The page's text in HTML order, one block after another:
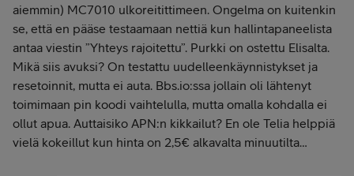
aiemmin) MC7010 ulkoreitittimeen. Ongelma on kuitenkin
se, että en pääse testaamaan nettiä kun hallintapaneelista
antaa viestin ”Yhteys rajoitettu”. Purkki on ostettu Elisalta.
Mikä siis avuksi? On testattu uudelleenkäynnistykset ja
resetoinnit, mutta ei auta. Bbs.io:ssa jollain oli lähtenyt
toimimaan pin koodi vaihtelulla, mutta omalla kohdalla ei
ollut apua. Auttaisiko APN:n kikkailut? En ole Telia helppiä
vielä kokeillut kun hinta on 2,5€ alkavalta minuutilta…